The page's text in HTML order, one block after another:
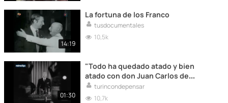
14:19
La fortuna de los Franco
tusdocumentales
10,5k
01:30
"Todo ha quedado atado y bien
atado con don Juan Carlos de
Borbón" (Francisco Franco)
turincondepensar
10,7k